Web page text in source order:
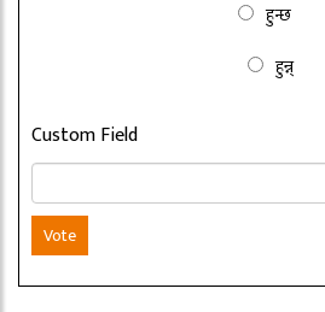
हुन्छ
हुन्न्
Custom Field
Vote